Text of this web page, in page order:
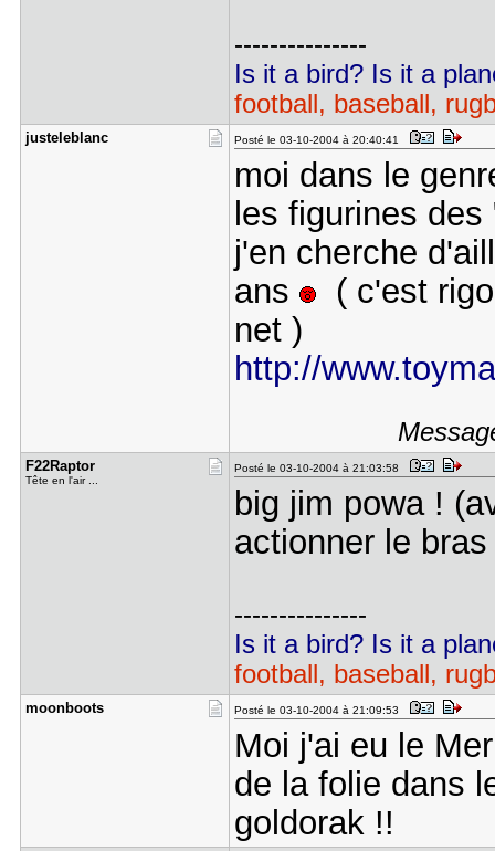
---------------
Is it a bird? Is it a
football, baseball,
justelebla​nc Posté le 03-10-2004 à 20:40:41
moi dans le
les figurines
j'en cherche
ans
( c'est
net )
http://
F22Raptor
Tête en l'air ...
Posté le 03-10-2004 à 21:03:58
big jim powa !
actionner le
---------------
Is it a bird? Is it a
football, baseball,
moonboots Posté le 03-10-2004 à 21:09:53
Moi j'ai eu le
de la folie dans
goldorak !!